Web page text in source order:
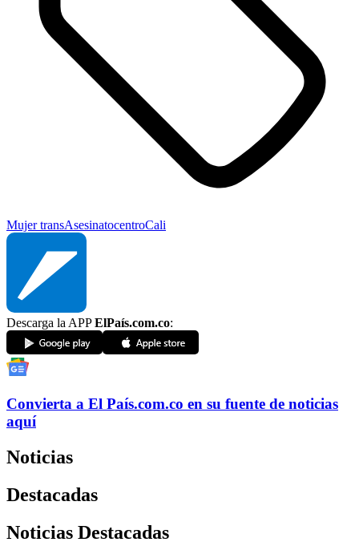
Mujer transAsesinatocentroCali
Descarga la APPElPaís.com.co:
Convierta a El País.com.co en su fuente de noticias
aquí
Noticias
Destacadas
Noticias Destacadas